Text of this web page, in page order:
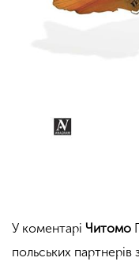
У коментарі Читомо
польських